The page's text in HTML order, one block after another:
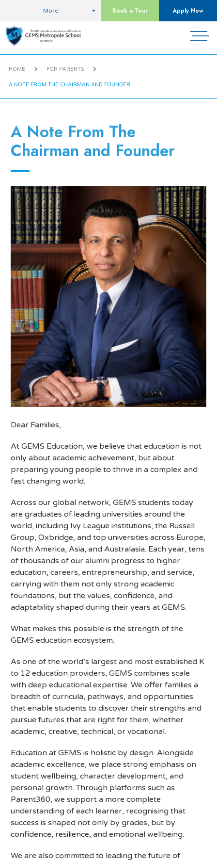
More Book a Tour Apply Now
HOME FOR PARENTS
A NOTE FROM THE CHAIRMAN AND FOUNDER
A Note From The
Chairman and Founder
Dear Families,
At GEMS Education, we believe that education is not
only about academic achievement, but about
preparing young people to thrive in a complex and
fast changing world.
Across our global network, GEMS students today
are graduates of leading universities around the
world, including Ivy League institutions, the Russell
Group, Oxbridge, and top universities across Europe,
North America, Asia, and Australasia. Each year, tens
of thousands of our alumni progress to higher
education, careers, entrepreneurship, and service,
carrying with them not only strong academic
foundations, but the values, confidence, and
adaptability shaped during their years at GEMS.
What makes this possible is the strength of the
GEMS education ecosystem.
As one of the world’s largest and most established K
to 12 education providers, GEMS combines scale
with deep educational expertise. We offer families a
breadth of curricula, pathways, and opportunities
that enable students to discover their strengths and
pursue futures that are right for them, whether
academic, creative, technical, or vocational.
Education at GEMS is holistic by design. Alongside
academic excellence, we place strong emphasis on
student wellbeing, character development, and
personal growth. Through platforms such as
Parent360, we support a more complete
understanding of each learner, recognising that
success is shaped not only by grades, but by
confidence, resilience, and emotional wellbeing.
We are also committed to leading the future of